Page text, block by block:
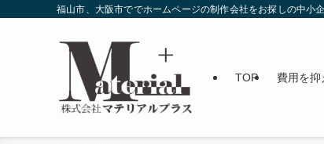
福山市、大阪市ででホームページの制作会社をお探しの中小
TOP 費用を